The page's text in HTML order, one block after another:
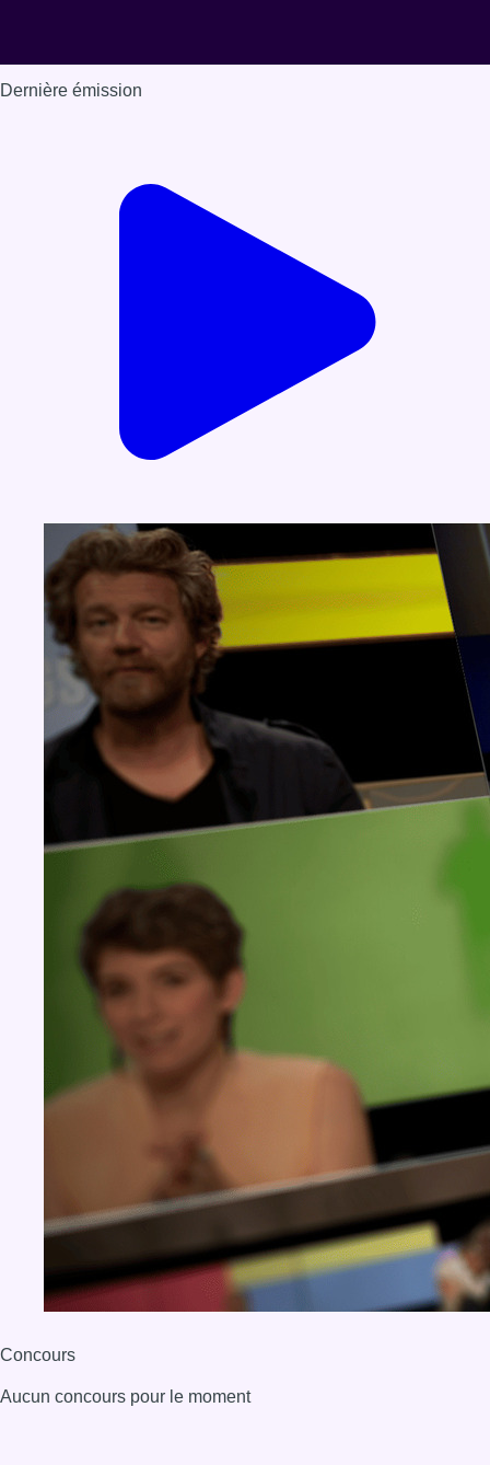
Dernière émission
Concours
Aucun concours pour le moment